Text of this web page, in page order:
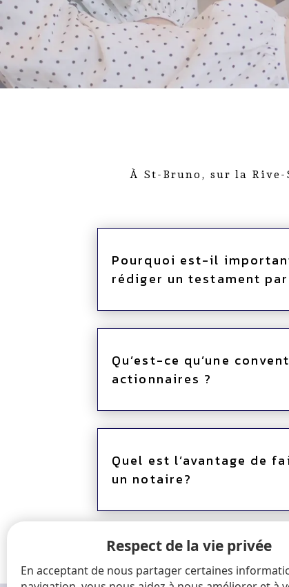
À St-Bruno, sur la Rive-
Pourquoi est-il
rédiger un testament
Qu’est-ce qu’une
actionnaires ?
Quel est l’avantage de
un notaire?
Respect de la vie privée
En acceptant de nous partager certaines